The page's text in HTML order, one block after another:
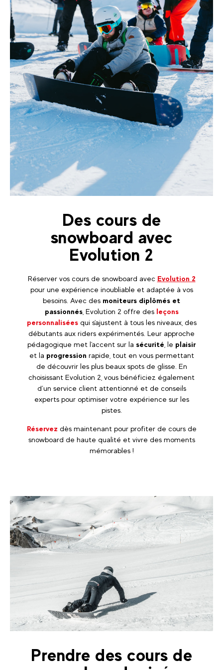
Des cours de
snowboard avec
Evolution 2
Réserver vos cours de snowboard avec Evolution 2
pour une expérience inoubliable et adaptée à vos
besoins. Avec des moniteurs diplômés et
passionnés, Evolution 2 offre des leçons
personnalisées qui s'ajustent à tous les niveaux, des
débutants aux riders expérimentés. Leur approche
pédagogique met l'accent sur la sécurité , le plaisir
et la progression rapide, tout en vous permettant
de découvrir les plus beaux spots de glisse. En
choisissant Evolution 2, vous bénéficiez également
d’un service client attentionné et de conseils
experts pour optimiser votre expérience sur les
pistes.
Réservez dès maintenant pour profiter de cours de
snowboard de haute qualité et vivre des moments
mémorables !
Prendre des cours de